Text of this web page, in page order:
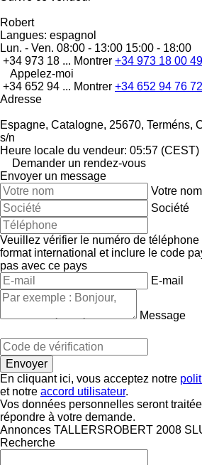
Robert
Langues: espagnol
Lun. - Ven. 08:00 - 13:00 15:00 - 18:00
+34 973 18 ... Montrer +34 973 18 00 49
Appelez-moi
+34 652 94 ... Montrer +34 652 94 76 72
Adresse
Espagne, Catalogne, 25670, Terméns,
s/n
Heure locale du vendeur: 05:57 (CEST)
Demander un rendez-vous
Envoyer un message
Votre nom
Société
Veuillez vérifier le numéro de
format international et inclure le code
pas avec ce pays
E-mail
Message
En cliquant ici, vous acceptez notre
et notre accord utilisateur.
Vos données personnelles seront
répondre à votre demande.
Annonces TALLERSROBERT 2008
Recherche